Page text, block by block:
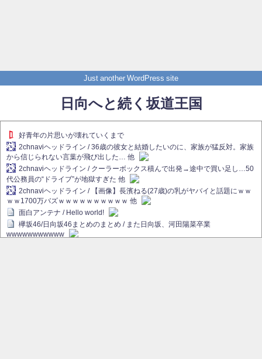
Just another WordPress site
日向へと続く坂道王国
好青年の片思いが壊れていくまで
2chnaviヘッドライン / 36歳の彼女と結婚したいのに、家族が猛反対。家族
から信じられない言葉が飛び出した… 他
2chnaviヘッドライン / クーラーボックス積んで出発→途中で買い足し…50
代公務員の“ドライブ”が地獄すぎた 他
2chnaviヘッドライン / 【画像】長濱ねる(27歳)の乳がヤバイと話題にｗｗ
ｗｗ1700万バズｗｗｗｗｗｗｗｗｗｗ 他
面白アンテナ / Hello world!
欅坂46/日向坂46まとめのまとめ / また日向坂、河田陽菜卒業
wwwwwwwwwww